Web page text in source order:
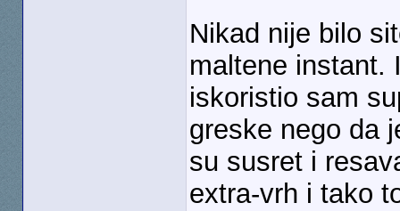
Nikad nije bilo
maltene instant.
iskoristio sam
greske nego da
su susret i
extra-vrh i tako